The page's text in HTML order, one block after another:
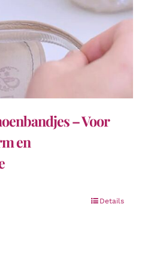
– Voor
en
Details